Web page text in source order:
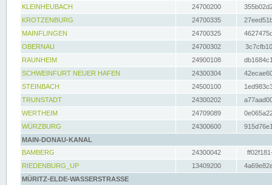
KLEINHEUBACH 24700200
KROTZENBURG
24700335
MAINFLINGEN
24700325
OBERNAU
24700302
RAUNHEIM
24900108
SCHWEINFURT NEUER HAFEN
24300304
STEINBACH
24500100
TRUNSTADT
24300202
WERTHEIM
24709089
WÜRZBURG
24300600
MAIN-DONAU-KANAL
BAMBERG
24300042
RIEDENBURG_UP
13409200
MÜRITZ-ELDE-WASSERSTRASSE